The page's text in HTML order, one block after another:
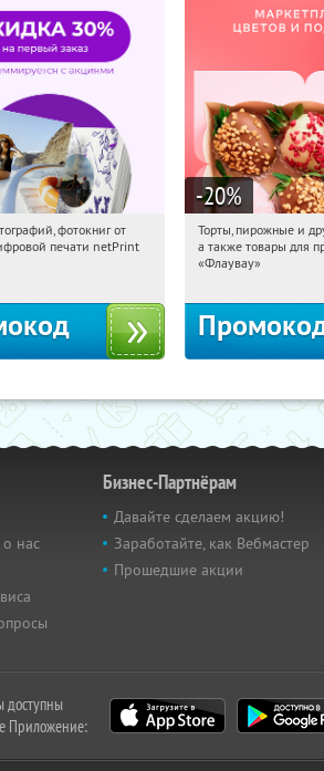
Получили:
фотокниг от
печати netPrint
-20%
02:41:25
Россия
Торты, пирожные и
а также товары для
«Флаувау»
нас
Бизнес-Партнёрам
Давайте сделаем акцию!
Заработайте, как Вебмастер
Прошедшие акции
доступны
Приложение: